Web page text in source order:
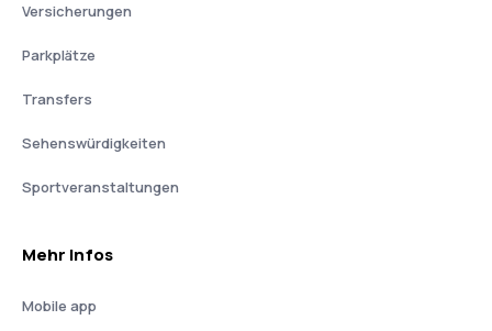
Versicherungen
Parkplätze
Transfers
Sehenswürdigkeiten
Sportveranstaltungen
Mehr Infos
Mobile app